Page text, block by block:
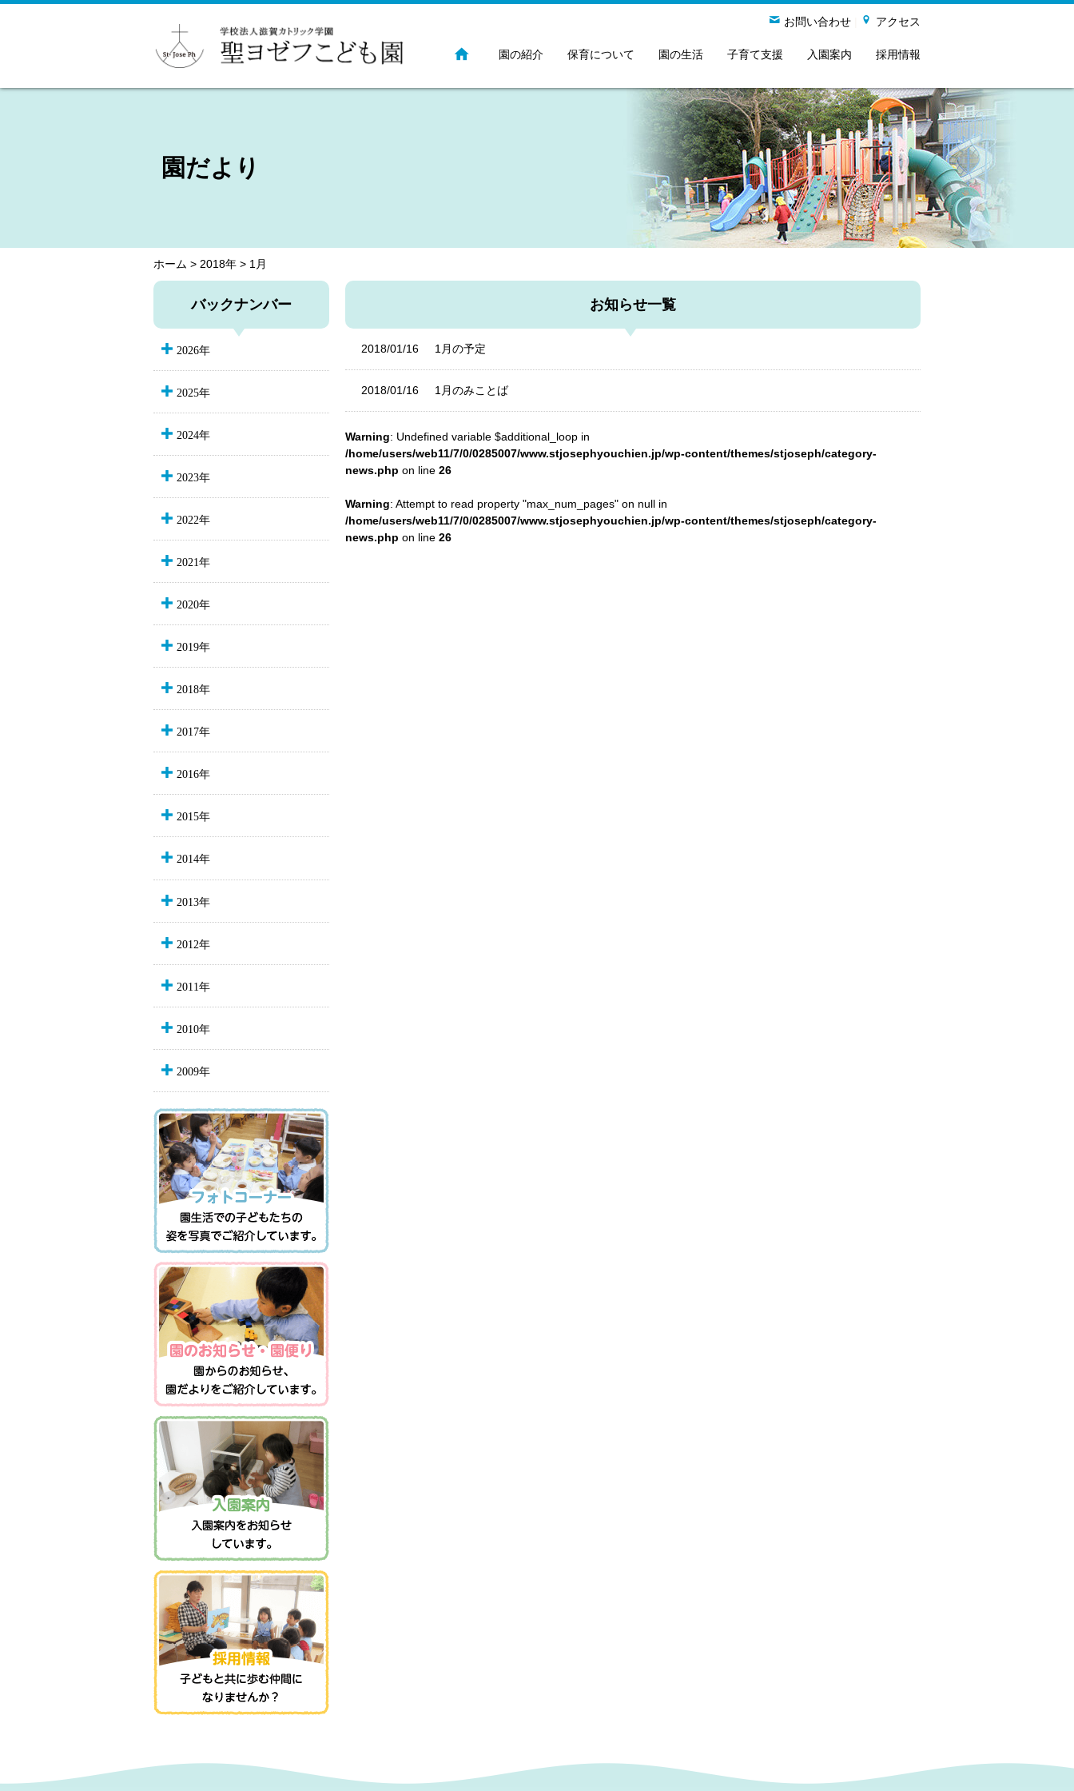
園の紹介 保育について 園の生活 子育て支援 入園案内 採用情報
お問い合わせ アクセス
園だより
ホーム > 2018年 > 1月
お知らせ一覧
2018/01/16 1月の予定
2018/01/16 1月のみことば
Warning: Undefined variable $additional_loop in
/home/users/web11/7/0/0285007/www.stjosephyouchien.jp/wp-content/themes/stjoseph/category-
news.php on line 26
Warning: Attempt to read property "max_num_pages" on null in
/home/users/web11/7/0/0285007/www.stjosephyouchien.jp/wp-content/themes/stjoseph/category-
news.php on line 26
バックナンバー
2026年
2025年
2024年
2023年
2022年
2021年
2020年
2019年
2018年
2017年
2016年
2015年
2014年
2013年
2012年
2011年
2010年
2009年